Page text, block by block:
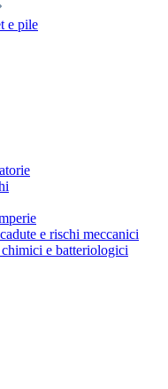
e pile
e rischi meccanici
e batteriologici